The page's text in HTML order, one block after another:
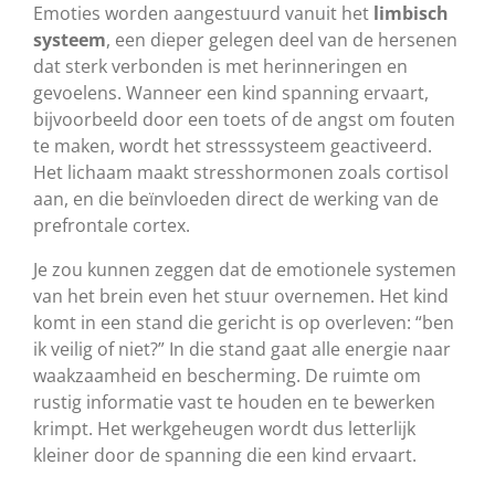
Emoties worden aangestuurd vanuit het limbisch
systeem, een dieper gelegen deel van de hersenen
dat sterk verbonden is met herinneringen en
gevoelens. Wanneer een kind spanning ervaart,
bijvoorbeeld door een toets of de angst om fouten
te maken, wordt het stresssysteem geactiveerd.
Het lichaam maakt stresshormonen zoals cortisol
aan, en die beïnvloeden direct de werking van de
prefrontale cortex.
Je zou kunnen zeggen dat de emotionele systemen
van het brein even het stuur overnemen. Het kind
komt in een stand die gericht is op overleven: “ben
ik veilig of niet?” In die stand gaat alle energie naar
waakzaamheid en bescherming. De ruimte om
rustig informatie vast te houden en te bewerken
krimpt. Het werkgeheugen wordt dus letterlijk
kleiner door de spanning die een kind ervaart.